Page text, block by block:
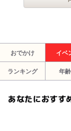
おでかけ イベ
ランキング 年
あなたにおすす